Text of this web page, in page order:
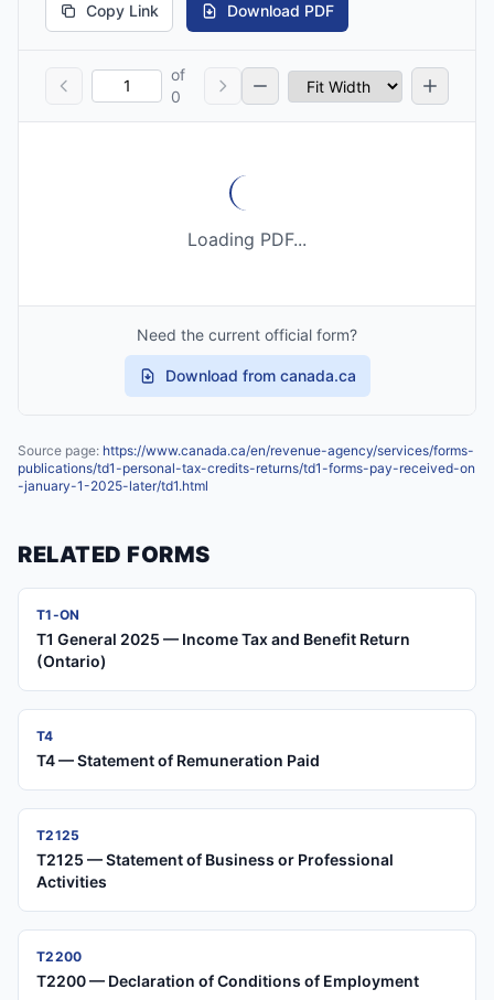
Copy Link Download PDF
of
0
Loading PDF...
Need the current official form?
Download from canada.ca
Source page: https://www.canada.ca/en/revenue-agency/services/forms-
publications/td1-personal-tax-credits-returns/td1-forms-pay-received-on
-january-1-2025-later/td1.html
RELATED FORMS
T1-ON
T1 General 2025 — Income Tax and Benefit Return
(Ontario)
T4
T4 — Statement of Remuneration Paid
T2125
T2125 — Statement of Business or Professional
Activities
T2200
T2200 — Declaration of Conditions of Employment